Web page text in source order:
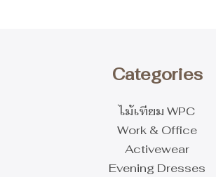
Categories
ไม้เทียม WPC
Work & Office
Activewear
Evening Dresses